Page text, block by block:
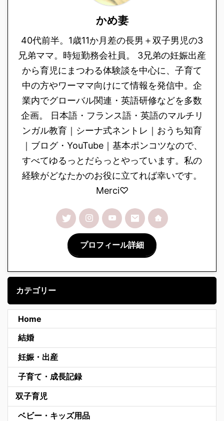
かめ妻
40代前半。1歳11か月差の長男＋双子男児の3
兄弟ママ。時短勤務会社員。 3兄弟の妊娠出産
から育児にまつわる体験談を中心に、子育て
中の方やワーママ向けにて情報を発信中。企
業内でグローバル関連・英語研修などを多数
企画。 日本語・フランス語・英語のマルチリ
ンガル教育｜シーナ式ネントレ｜おうち知育
｜ブログ・YouTube｜基本ポンコツなので、
すべてゆるっとだらっとやっています。私の
経験がどなたかのお役に立てれば幸いです。
Merci♡
プロフィール詳細
カテゴリー
Home
結婚
妊娠・出産
子育て・成長記録
双子育児
ベビー・キッズ用品